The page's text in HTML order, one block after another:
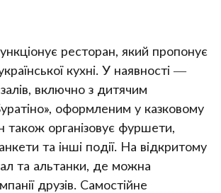
ресторан, який пропонує
кухні. У наявності —
включно з дитячим
оформленим у казковому
також організовує фуршети,
та інші події. На відкритому
та альтанки, де можна
друзів. Самостійне